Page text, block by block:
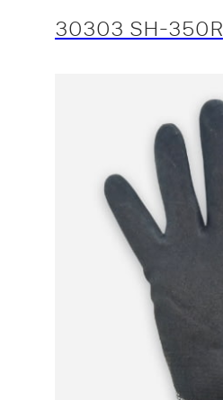
30303 SH-350R